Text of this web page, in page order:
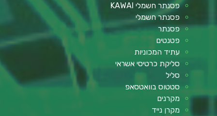
פסנתר חשמלי KAWAI
פסנתר חשמלי
פסנתר
פטנטים
עתיד המכוניות
סליקת כרטיסי אשראי
סליל
סטטוס בוואטסאפ
מקרנים
מקרן נייד